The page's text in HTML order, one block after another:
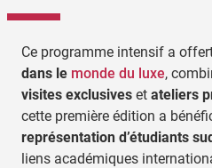
Ce programme intensif a
dans le monde du luxe,
visites exclusives et ateliers
cette première édition a
représentation d’étudiants
liens académiques